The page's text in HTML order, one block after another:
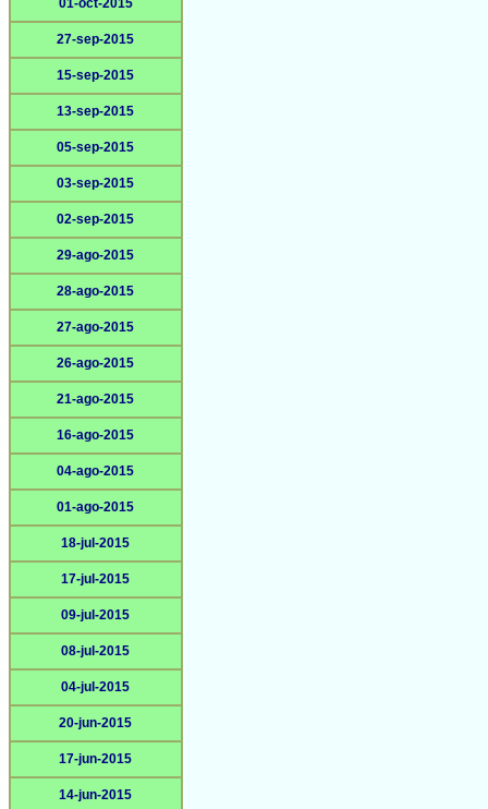
01-oct-2015
27-sep-2015
15-sep-2015
13-sep-2015
05-sep-2015
03-sep-2015
02-sep-2015
29-ago-2015
28-ago-2015
27-ago-2015
26-ago-2015
21-ago-2015
16-ago-2015
04-ago-2015
01-ago-2015
18-jul-2015
17-jul-2015
09-jul-2015
08-jul-2015
04-jul-2015
20-jun-2015
17-jun-2015
14-jun-2015